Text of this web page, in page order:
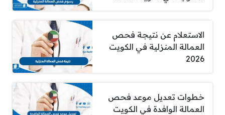
الاستعلام عن نتيجة فحص
العمالة المنزلية في الكويت
2026
خطوات تعديل موعد فحص
العمالة الوافدة في الكويت